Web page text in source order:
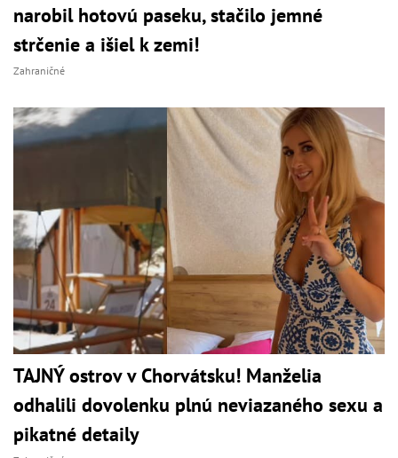
narobil hotovú paseku, stačilo jemné
strčenie a išiel k zemi!
Zahraničné
TAJNÝ ostrov v Chorvátsku! Manželia
odhalili dovolenku plnú neviazaného sexu a
pikatné detaily